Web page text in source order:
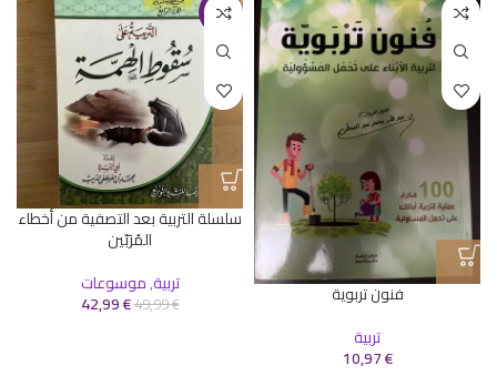
فنون تربوية
تربية
10,97€
-14%
سلسلة التربية بعد التصفية من أخطاء
المُرَبّين
تربية,موسوعات
49,99€
42,99€